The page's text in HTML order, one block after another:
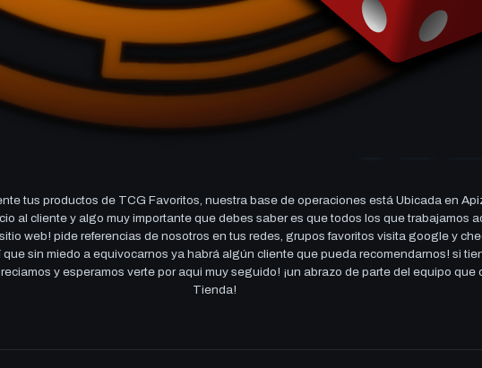
tus productos de TCG Favoritos, nuestra base de operaciones está Ubicada en
al cliente y algo muy importante que debes saber es que todos los que trabajamos
web! pide referencias de nosotros en tus redes, grupos favoritos visita google y
sin miedo a equivocarnos ya habrá algún cliente que pueda recomendarnos! si
y esperamos verte por aqui muy seguido! ¡un abrazo de parte del equipo
Tienda!